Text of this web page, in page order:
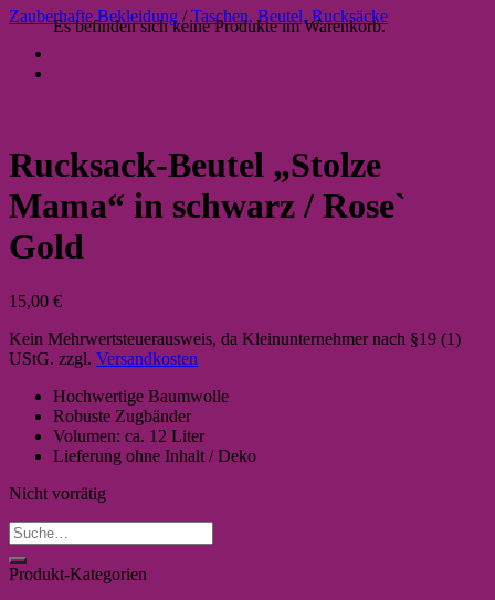
Es befinden sich keine Produkte im Warenkorb.
Zauberhafte Bekleidung / Taschen, Beutel, Rucksäcke
Rucksack-Beutel „Stolze
Mama“ in schwarz / Rose`
Gold
15,00 €
Kein Mehrwertsteuerausweis, da Kleinunternehmer nach §19 (1)
UStG. zzgl. Versandkosten
Hochwertige Baumwolle
Robuste Zugbänder
Volumen: ca. 12 Liter
Lieferung ohne Inhalt / Deko
Nicht vorrätig
Suche
nach:
Produkt-Kategorien